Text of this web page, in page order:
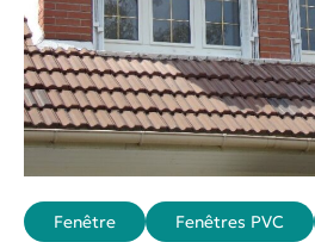
Fenêtre Fenêtres PVC